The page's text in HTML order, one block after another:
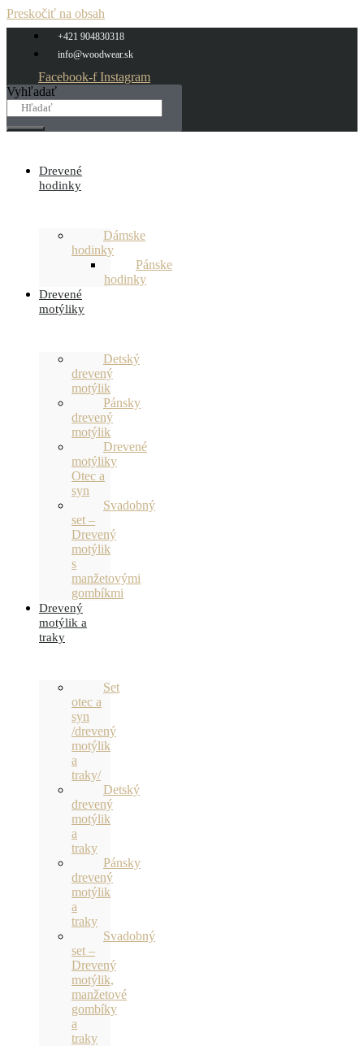
Preskočiť na obsah
+421 904830318
info@woodwear.sk
Facebook-f Instagram
Vyhľadať
Drevené
hodinky
Dámske
hodinky
Pánske
hodinky
Drevené
motýliky
Detský
drevený
motýlik
Pánsky
drevený
motýlik
Drevené
motýliky
Otec a
syn
Svadobný
set –
Drevený
motýlik
s
manžetovými
gombíkmi
Drevený
motýlik a
traky
Set
otec a
syn
/drevený
motýlik
a
traky/
Detský
drevený
motýlik
a
traky
Pánsky
drevený
motýlik
a
traky
Svadobný
set –
Drevený
motýlik,
manžetové
gombíky
a
traky